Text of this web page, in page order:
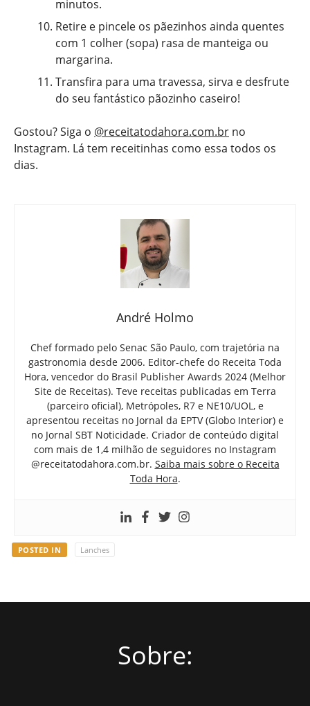
minutos.
Retire e pincele os pãezinhos ainda quentes
com 1 colher (sopa) rasa de manteiga ou
margarina.
Transfira para uma travessa, sirva e desfrute
do seu fantástico pãozinho caseiro!
Gostou? Siga o @receitatodahora.com.br no
Instagram. Lá tem receitinhas como essa todos os
dias.
André Holmo
Chef formado pelo Senac São Paulo, com trajetória na
gastronomia desde 2006. Editor-chefe do Receita Toda
Hora, vencedor do Brasil Publisher Awards 2024 (Melhor
Site de Receitas). Teve receitas publicadas em Terra
(parceiro oficial), Metrópoles, R7 e NE10/UOL, e
apresentou receitas no Jornal da EPTV (Globo Interior) e
no Jornal SBT Noticidade. Criador de conteúdo digital
com mais de 1,4 milhão de seguidores no Instagram
@receitatodahora.com.br. Saiba mais sobre o Receita
Toda Hora.
POSTED IN Lanches
Sobre: